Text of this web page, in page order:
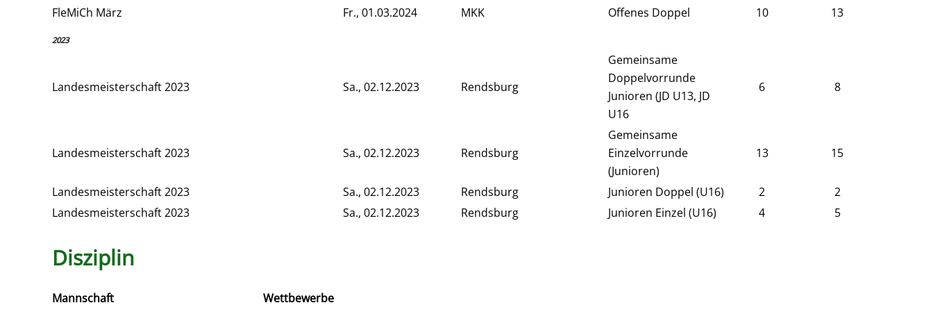
FleMiCh März
Fr., 01.03.2024 MKK Offenes Doppel 10 13
2023
Landesmeisterschaft 2023 Sa., 02.12.2023 Rendsburg
Gemeinsame
Doppelvorrunde
Junioren (JD U13, JD
U16
6 8
Landesmeisterschaft 2023 Sa., 02.12.2023 Rendsburg
Gemeinsame
Einzelvorrunde
(Junioren)
13 15
Landesmeisterschaft 2023 Sa., 02.12.2023 Rendsburg Junioren Doppel (U16) 2
2
Landesmeisterschaft 2023
Sa., 02.12.2023 Rendsburg Junioren Einzel (U16) 4 5
Disziplin
Mannschaft Wettbewerbe